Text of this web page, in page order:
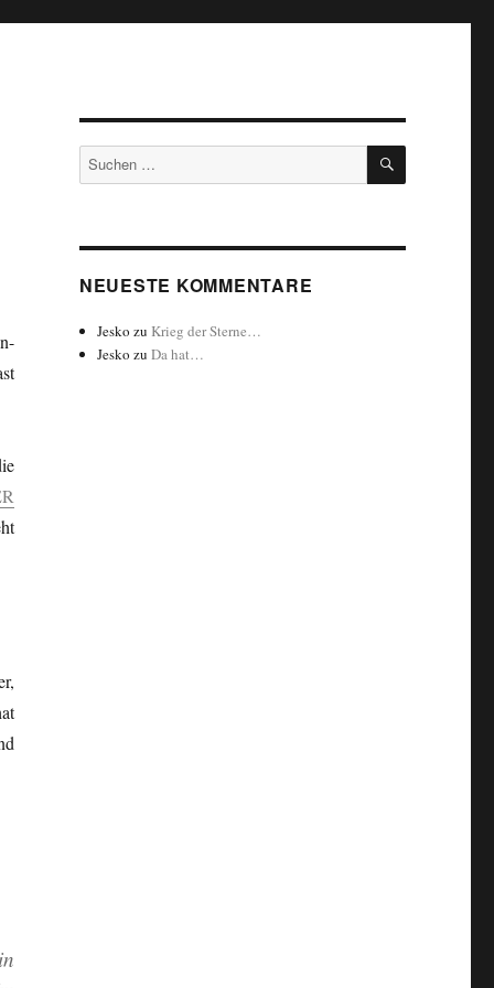
Suchen
nach:
SUCHEN
NEUESTE KOMMENTARE
Jesko zu Krieg der Sterne…
Jesko zuDa hat…